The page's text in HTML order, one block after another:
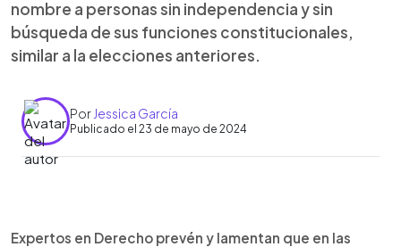
nombre a personas sin independencia y sin
búsqueda de sus funciones constitucionales,
similar a la elecciones anteriores.
Por Jessica García
Publicado el 23 de mayo de 2024
Escuchar artículo
Expertos en Derecho prevén y lamentan que en las